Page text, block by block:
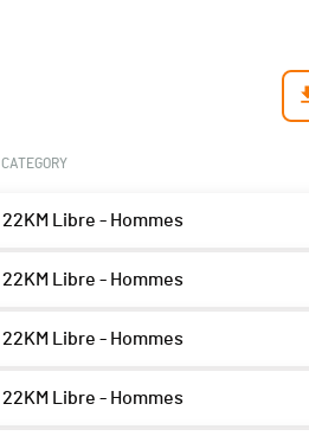
CATEGORY
22KM Libre - Hommes
22KM Libre - Hommes
22KM Libre - Hommes
22KM Libre - Hommes